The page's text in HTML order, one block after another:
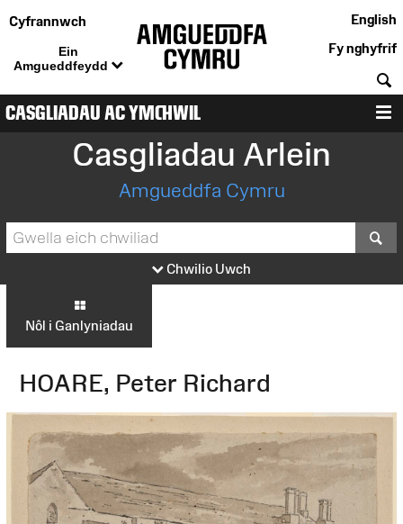
Cyfrannwch
Ein
Amgueddfeydd
English
Fy nghyfrif
CASGLIADAU AC YMCHWIL
Casgliadau Arlein
Amgueddfa Cymru
Chwilio Uwch
Nôl i Ganlyniadau
HOARE, Peter Richard